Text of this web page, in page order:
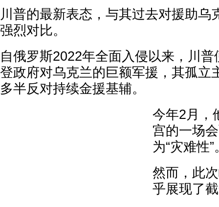
川普的最新表态，与其过去对援助乌
强烈对比。
自俄罗斯2022年全面入侵以来，川
登政府对乌克兰的巨额军援，其孤立
多半反对持续金援基辅。
今年2月，
宫的一场
为“灾难性”
然而，此
乎展现了